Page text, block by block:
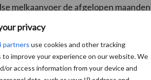
privacy
partners use cookies and other tracking
improve your experience on our website. We
or access information from your device and
melkaanvoer de afgelopen maanden
22% in februari naar 4% in
hoger dan een jaar eerder. Ook
2016 was de melkaanvoer in de EU